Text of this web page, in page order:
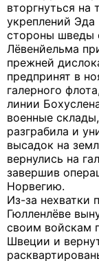
вторгнуться
укреплений Эда
стороны шведы
Лёвенйельма
прежней
предпринят в
галерного
линии
военные
разграбила и
высадок на
вернулись на
завершив
Норвегию.
Из-за нехватки
Гюлленлёве
своим войскам
Швеции и